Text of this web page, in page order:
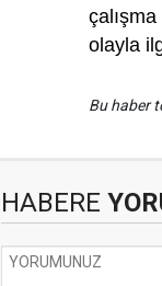
olayla
Bu haber
HABERE